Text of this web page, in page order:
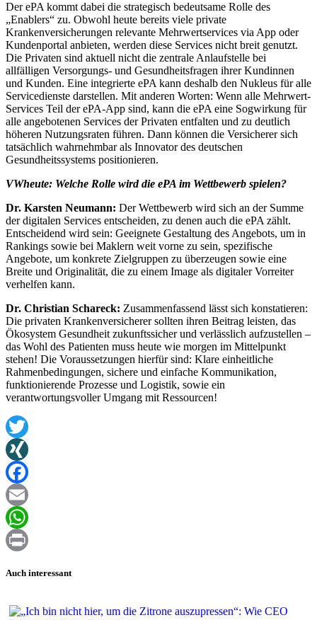
Der ePA kommt dabei die strategisch bedeutsame Rolle des
„Enablers“ zu. Obwohl heute bereits viele private
Krankenversicherungen relevante Mehrwertservices via App oder
Kundenportal anbieten, werden diese Services nicht breit genutzt.
Die Privaten sind aktuell nicht die zentrale Anlaufstelle bei
allfälligen Versorgungs- und Gesundheitsfragen ihrer Kundinnen
und Kunden. Eine integrierte ePA kann deshalb den Nukleus für alle
Servicedienste darstellen. Mit anderen Worten: Wenn alle Mehrwert-
Services Teil der ePA-App sind, kann die ePA eine Sogwirkung für
alle angebotenen Services der Privaten entfalten und zu deutlich
höheren Nutzungsraten führen. Dann können die Versicherer sich
tatsächlich wahrnehmbar als Innovator des deutschen
Gesundheitssystems positionieren.
VWheute: Welche Rolle wird die ePA im Wettbewerb spielen?
Dr. Karsten Neumann: Der Wettbewerb wird sich an der Summe
der digitalen Services entscheiden, zu denen auch die ePA zählt.
Entscheidend wird sein: Geeignete Gestaltung des Angebots, um in
Rankings sowie bei Maklern weit vorne zu sein, spezifische
Angebote, um konkrete Zielgruppen zu überzeugen sowie eine
Breite und Originalität, die zu einem Image als digitaler Vorreiter
verhelfen kann.
Dr. Christian Schareck: Zusammenfassend lässt sich konstatieren:
Die privaten Krankenversicherer sollten ihren Beitrag leisten, das
Ökosystem Gesundheit zukunftssicher und verlässlich aufzustellen –
das Wohl des Patienten muss heute wie morgen im Mittelpunkt
stehen! Die Voraussetzungen hierfür sind: Klare einheitliche
Rahmenbedingungen, sichere und einfache Kommunikation,
funktionierende Prozesse und Logistik, sowie ein
verantwortungsvoller Umgang mit Ressourcen!
Twitter
XING
Facebook
Email
WhatsApp
Auch interessant